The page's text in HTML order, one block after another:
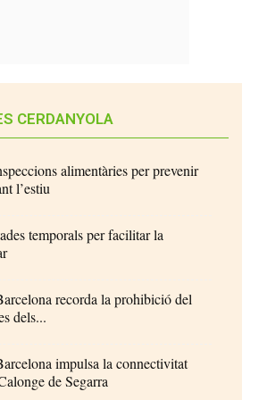
CERDANYOLA
alimentàries per prevenir
l’estiu
temporals per facilitar la
recorda la prohibició del
dels...
impulsa la connectivitat
de Segarra